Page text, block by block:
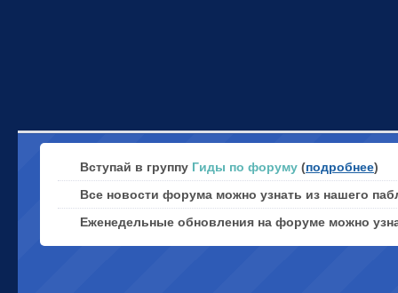
Вступай в группу Гиды по форуму (подробнее)
Все новости форума можно узнать из нашего
Еженедельные обновления на форуме можно